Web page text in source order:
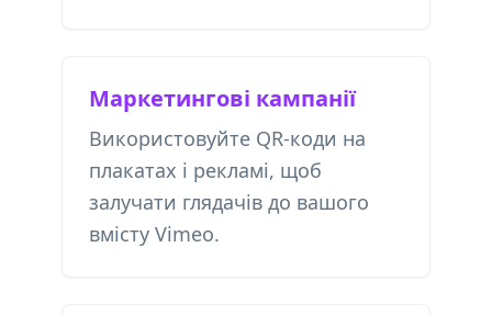
Маркетингові кампанії
Використовуйте QR-коди на
плакатах і рекламі, щоб
залучати глядачів до вашого
вмісту Vimeo.